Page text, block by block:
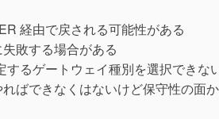
経由で戻される可能性がある
敗する場合がある
るゲートウェイ種別を選択できな
ばできなくはないけど保守性の面